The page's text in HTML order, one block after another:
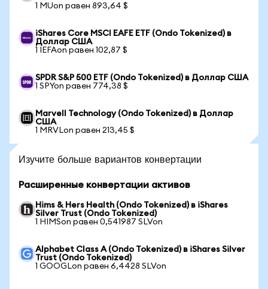
1 MUon равен 893,64 $
iShares Core MSCI EAFE ETF (Ondo Tokenized) в
Доллар США
1 IEFAon равен 102,87 $
SPDR S&P 500 ETF (Ondo Tokenized) в Доллар США
1 SPYon равен 774,38 $
Marvell Technology (Ondo Tokenized) в Доллар
США
1 MRVLon равен 213,45 $
Изучите больше вариантов конвертации
Расширенные конвертации активов
Hims & Hers Health (Ondo Tokenized) в iShares
Silver Trust (Ondo Tokenized)
1 HIMSon равен 0,541987 SLVon
Alphabet Class A (Ondo Tokenized) в iShares Silver
Trust (Ondo Tokenized)
1 GOOGLon равен 6,4428 SLVon